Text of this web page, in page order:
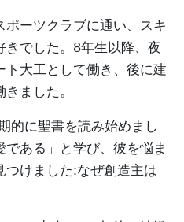
ーツクラブに通い、スキ
でした。8年生以降、夜
大工として働き、後に建
ました。
的に聖書を読み始めまし
ある」と学び、彼を悩ま
けました:なぜ創造主は